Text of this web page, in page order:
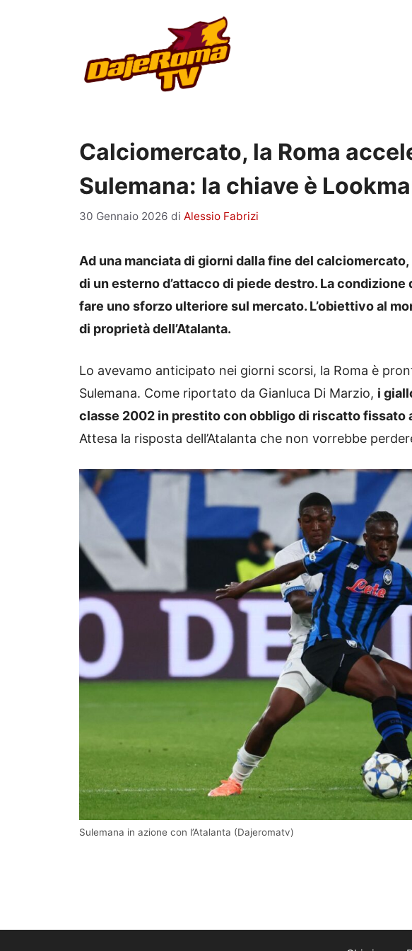
Calciomercato, la Roma
Sulemana: la chiave è
30 Gennaio 2026 di Alessio Fabrizi
Ad una manciata di giorni dalla fine del
di un esterno d’attacco di piede destro. La
fare uno sforzo ulteriore sul mercato. L’obiettivo al
di proprietà dell’Atalanta.
Lo avevamo anticipato nei giorni scorsi, la Roma è
Sulemana. Come riportato da Gianluca Di Marzio, i
classe 2002 in prestito con obbligo di riscatto fissato
Attesa la risposta dell’Atalanta che non vorrebbe
Sulemana in azione con l’Atalanta (Dajeromatv)